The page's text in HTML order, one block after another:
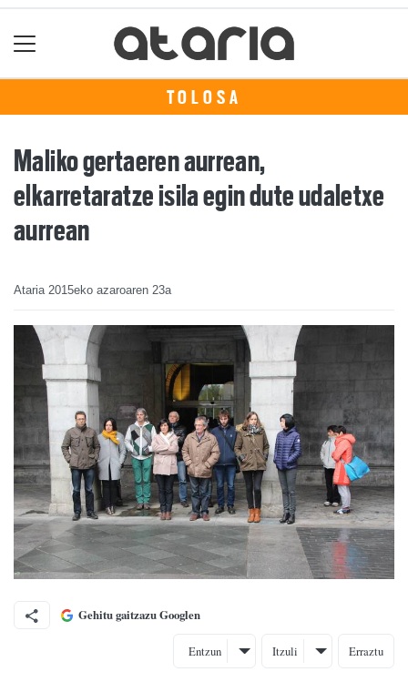
TOLOSA
Maliko gertaeren aurrean,
elkarretaratze isila egin dute udaletxe
aurrean
Ataria 2015eko azaroaren 23a
Gehitu gaitzazu Googlen
Entzun Itzuli Erraztu